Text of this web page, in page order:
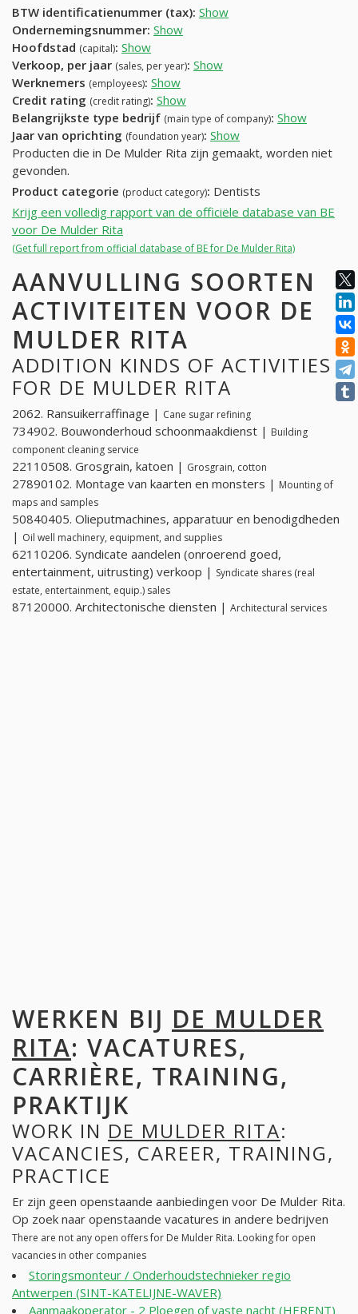
BTW identificatienummer (tax): Show
Ondernemingsnummer: Show
Hoofdstad (capital): Show
Verkoop, per jaar (sales, per year): Show
Werknemers (employees): Show
Credit rating (credit rating): Show
Belangrijkste type bedrijf (main type of company): Show
Jaar van oprichting (foundation year): Show
Producten die in De Mulder Rita zijn gemaakt, worden niet
gevonden.
Product categorie (product category): Dentists
Krijg een volledig rapport van de officiële database van BE
voor De Mulder Rita
(Get full report from official database of BE for De Mulder Rita)
AANVULLING SOORTEN
ACTIVITEITEN VOOR DE
MULDER RITA
ADDITION KINDS OF ACTIVITIES
FOR DE MULDER RITA
2062. Ransuikerraffinage | Cane sugar refining
734902. Bouwonderhoud schoonmaakdienst | Building
component cleaning service
22110508. Grosgrain, katoen | Grosgrain, cotton
27890102. Montage van kaarten en monsters | Mounting of
maps and samples
50840405. Olieputmachines, apparatuur en benodigdheden
| Oil well machinery, equipment, and supplies
62110206. Syndicate aandelen (onroerend goed,
entertainment, uitrusting) verkoop | Syndicate shares (real
estate, entertainment, equip.) sales
87120000. Architectonische diensten | Architectural services
WERKEN BIJ DE MULDER
RITA: VACATURES,
CARRIÈRE, TRAINING,
PRAKTIJK
WORK IN DE MULDER RITA:
VACANCIES, CAREER, TRAINING,
PRACTICE
Er zijn geen openstaande aanbiedingen voor De Mulder Rita.
Op zoek naar openstaande vacatures in andere bedrijven
There are not any open offers for De Mulder Rita. Looking for open
vacancies in other companies
Storingsmonteur / Onderhoudstechnieker regio
Antwerpen (SINT-KATELIJNE-WAVER)
Aanmaakoperator - 2 Ploegen of vaste nacht (HERENT)